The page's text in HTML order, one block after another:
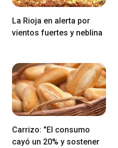
La Rioja en alerta por
vientos fuertes y neblina
Carrizo: "El consumo
cayó un 20% y sostener